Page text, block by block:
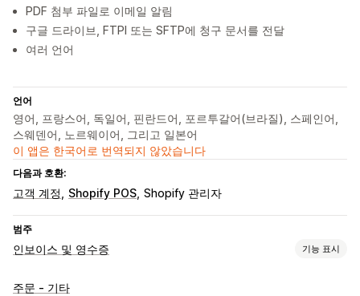
PDF 첨부 파일로 이메일 알림
구글 드라이브, FTPI 또는 SFTP에 청구 문서를 전달
여러 언어
언어
영어, 프랑스어, 독일어, 핀란드어, 포르투갈어(브라질), 스페인어,
스웨덴어, 노르웨이어, 그리고 일본어
이 앱은 한국어로 번역되지 않았습니다
다음과 호환:
고객 계정 Shopify POS Shopify 관리자
범주
인보이스 및 영수증 기능 표시
문서 유형
주문 - 기타